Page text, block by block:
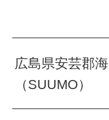
広島県安芸郡
（SUUMO）